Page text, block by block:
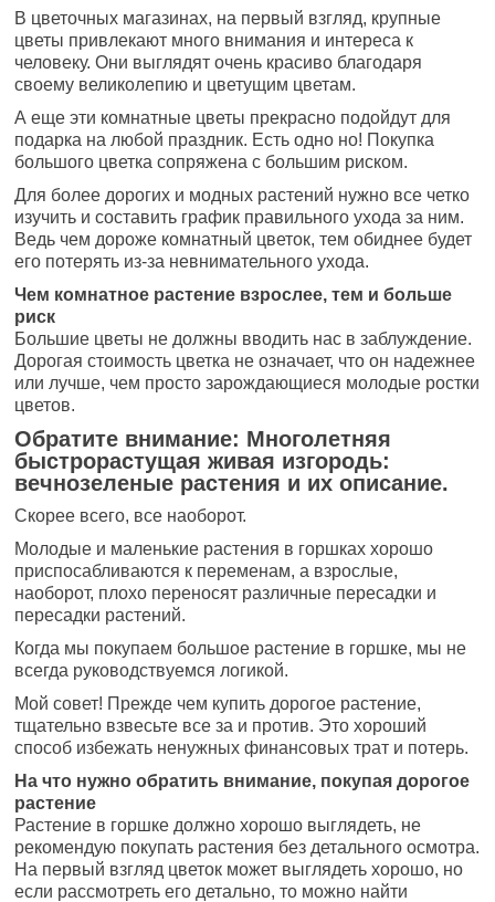
В цветочных магазинах, на первый взгляд, крупные
цветы привлекают много внимания и интереса к
человеку. Они выглядят очень красиво благодаря
своему великолепию и цветущим цветам.
А еще эти комнатные цветы прекрасно подойдут для
подарка на любой праздник. Есть одно но! Покупка
большого цветка сопряжена с большим риском.
Для более дорогих и модных растений нужно все четко
изучить и составить график правильного ухода за ним.
Ведь чем дороже комнатный цветок, тем обиднее будет
его потерять из-за невнимательного ухода.
Чем комнатное растение взрослее, тем и больше
риск
Большие цветы не должны вводить нас в заблуждение.
Дорогая стоимость цветка не означает, что он надежнее
или лучше, чем просто зарождающиеся молодые ростки
цветов.
Обратите внимание: Многолетняя
быстрорастущая живая изгородь:
вечнозеленые растения и их описание.
Скорее всего, все наоборот.
Молодые и маленькие растения в горшках хорошо
приспосабливаются к переменам, а взрослые,
наоборот, плохо переносят различные пересадки и
пересадки растений.
Когда мы покупаем большое растение в горшке, мы не
всегда руководствуемся логикой.
Мой совет! Прежде чем купить дорогое растение,
тщательно взвесьте все за и против. Это хороший
способ избежать ненужных финансовых трат и потерь.
На что нужно обратить внимание, покупая дорогое
растение
Растение в горшке должно хорошо выглядеть, не
рекомендую покупать растения без детального осмотра.
На первый взгляд цветок может выглядеть хорошо, но
если рассмотреть его детально, то можно найти